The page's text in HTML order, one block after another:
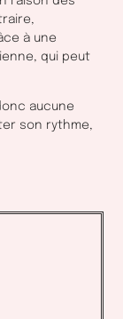
à une
qui peut
aucune
son rythme,